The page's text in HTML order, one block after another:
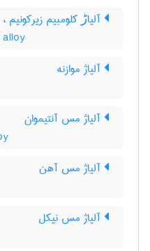
آلیاڑ کلومبیم زیرکونیم
آلیاژ موازنه
آلیاژ مس آنتیموان
آلیاژ مس آهن
آلیاژ مس نیکل